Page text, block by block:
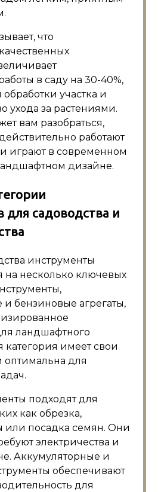
что
в саду на 30-40%,
участка и
ухода за растениями.
вам разобраться,
работают
играют в современном
дизайне.
для садоводства и
инструменты
на несколько ключевых
и бензиновые агрегаты,
ландшафтного
категория имеет свои
для
подходят для
как обрезка,
или посадка семян. Они
электричества и
Аккумуляторные и
обеспечивают
для